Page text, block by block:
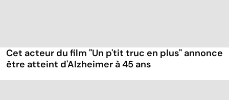
Cet acteur du film "Un p'tit truc en plus" annonce
être atteint d'Alzheimer à 45 ans